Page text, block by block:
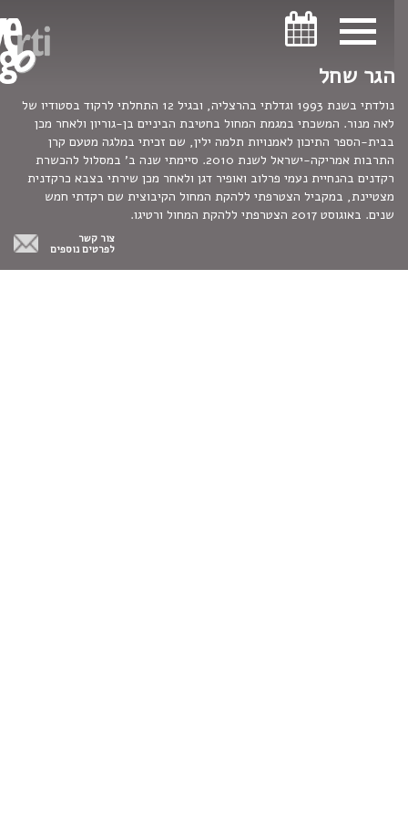
הגר שחל
נולדתי בשנת 1993 וגדלתי בהרצליה, ובגיל 12 התחלתי לרקוד בסטודיו של
לאה מנור. המשכתי במגמת המחול בחטיבת הביניים בן-גוריון ולאחר מכן
בבית-הספר התיכון לאמנויות תלמה ילין, שם זכיתי במלגה מטעם קרן
התרבות אמריקה-ישראל לשנת 2010. סיימתי שנה ב' במסלול להכשרת
רקדנים בהנחיית נעמי פרלוב ואופיר דגן ולאחר מכן שירתי בצבא כרקדנית
מצטיינת, במקביל הצטרפתי ללהקת המחול הקיבוצית שם רקדתי חמש
שנים. באוגוסט 2017 הצטרפתי ללהקת המחול ורטיגו.
צור קשר
לפרטים נוספים